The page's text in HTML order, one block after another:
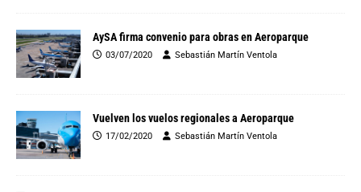
AySA firma convenio para obras en Aeroparque
03/07/2020 Sebastián Martín Ventola
Vuelven los vuelos regionales a Aeroparque
17/02/2020 Sebastián Martín Ventola